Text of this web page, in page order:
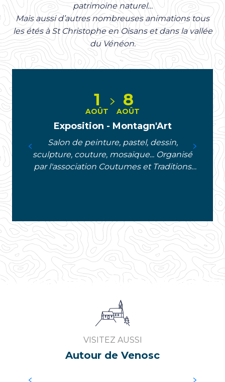
patrimoine naturel…
Mais aussi d’autres nombreuses animations tous
les étésà St Christophe en Oisans et dans la vallée
du Vénéon.
1
AOÛT
8
AOÛT
Exposition - Montagn'Art
Salon de peinture, pastel, dessin,
sculpture, couture, mosaïque... Organisé
par l'association Coutumes et Traditions
VISITEZ AUSSI
Autour de Venosc